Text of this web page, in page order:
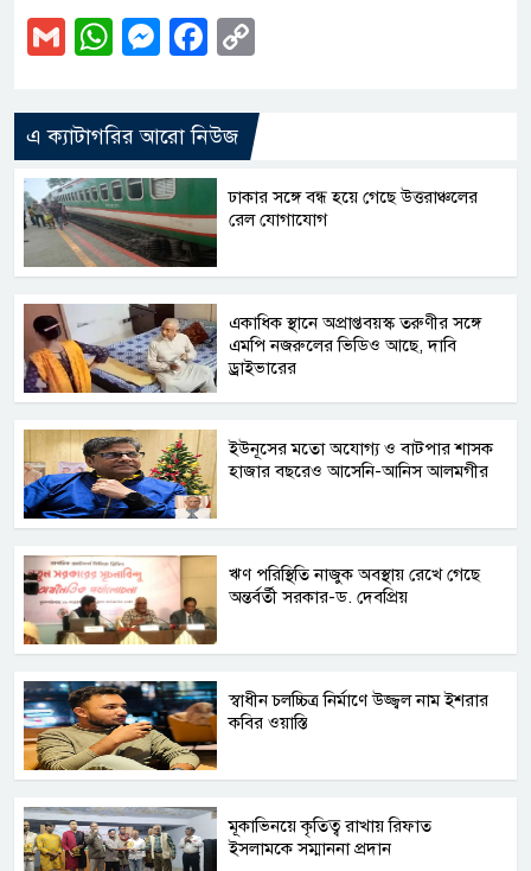
GmailWhatsApp
Messenger
Facebook
এ ক্যাটাগরির আরো নিউজ
ঢাকার সঙ্গে বন্ধ হয়ে গেছে উত্তরাঞ্চলের
রেল যোগাযোগ
একাধিক স্থানে অপ্রাপ্তবয়স্ক তরুণীর সঙ্গে
এমপি নজরুলের ভিডিও আছে, দাবি
ড্রাইভারের
ইউনূসের মতো অযোগ্য ও বাটপার শাসক
হাজার বছরেও আসেনি-আনিস আলমগীর
ঋণ পরিস্থিতি নাজুক অবস্থায় রেখে গেছে
অন্তর্বর্তী সরকার-ড. দেবপ্রিয়
স্বাধীন চলচ্চিত্র নির্মাণে উজ্জ্বল নাম ইশরার
কবির ওয়াস্তি
মূকাভিনয়ে কৃতিত্ব রাখায় রিফাত
ইসলামকে সম্মাননা প্রদান